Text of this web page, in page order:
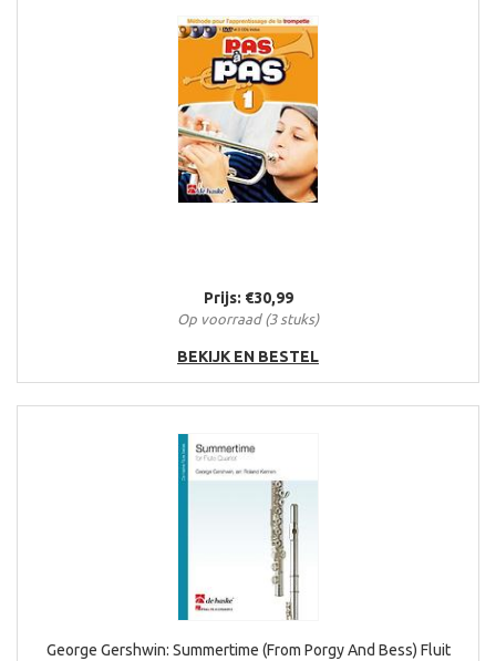
Prijs: €30,99
Op voorraad (3 stuks)
BEKIJK EN BESTEL
George Gershwin: Summertime (From Porgy And Bess) Fluit